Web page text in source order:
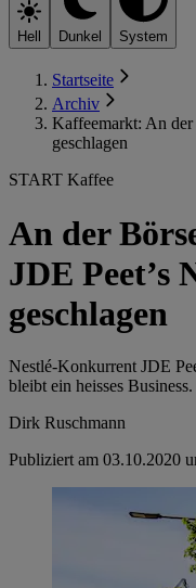
Hell Dunkel System
Startseite
Archiv
Kaffeemarkt: An der
geschlagen
START Kaffee
An der
JDE Peet’s
geschlagen
Nestlé-­Konkurrent JDE
bleibt ein heisses Business.
Dirk Ruschmann
Publiziert am 03.10.2020